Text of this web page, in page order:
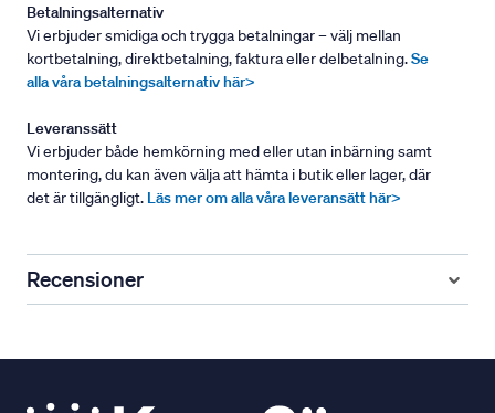
Betalningsalternativ
Vi erbjuder smidiga och trygga betalningar – välj mellan
kortbetalning, direktbetalning, faktura eller delbetalning.Se
alla våra betalningsalternativ här>
Leveranssätt
Vi erbjuder både hemkörning med eller utan inbärning samt
montering, du kan även välja att hämta i butik eller lager, där
det är tillgängligt. Läs mer om alla våra leveransätt här>
Recensioner